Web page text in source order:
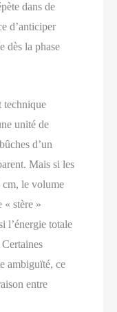
dans de
d’anticiper
dès la phase
technique
unité de
d’un
Mais si les
cm, le volume
« stère »
l’énergie totale
Certaines
ambiguïté, ce
entre